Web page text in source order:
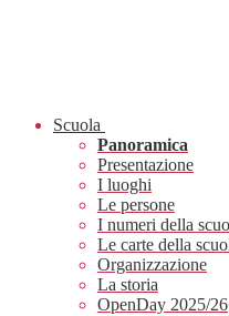
Scuola
Panoramica
Presentazione
I luoghi
Le persone
I numeri della
Le carte della
Organizzazione
La storia
OpenDay 2025/26